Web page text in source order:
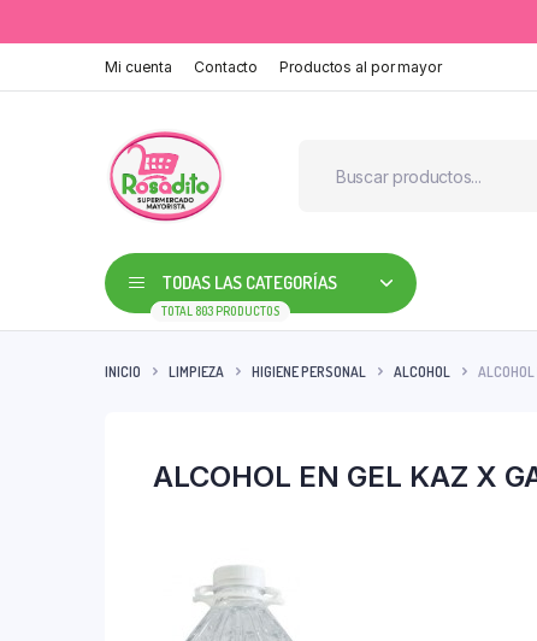
Mi cuenta Contacto Productos al por mayor
TODAS LAS CATEGORÍAS
TOTAL 803 PRODUCTOS
INICIO LIMPIEZA HIGIENE PERSONAL ALCOHOL ALCOHOL
ALCOHOL EN GEL KAZ X